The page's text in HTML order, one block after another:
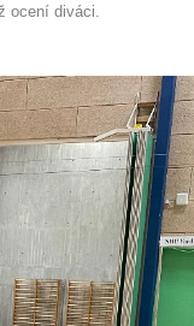
ocení diváci.